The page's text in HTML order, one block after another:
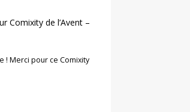
Comixity de l’Avent –
! Merci pour ce Comixity